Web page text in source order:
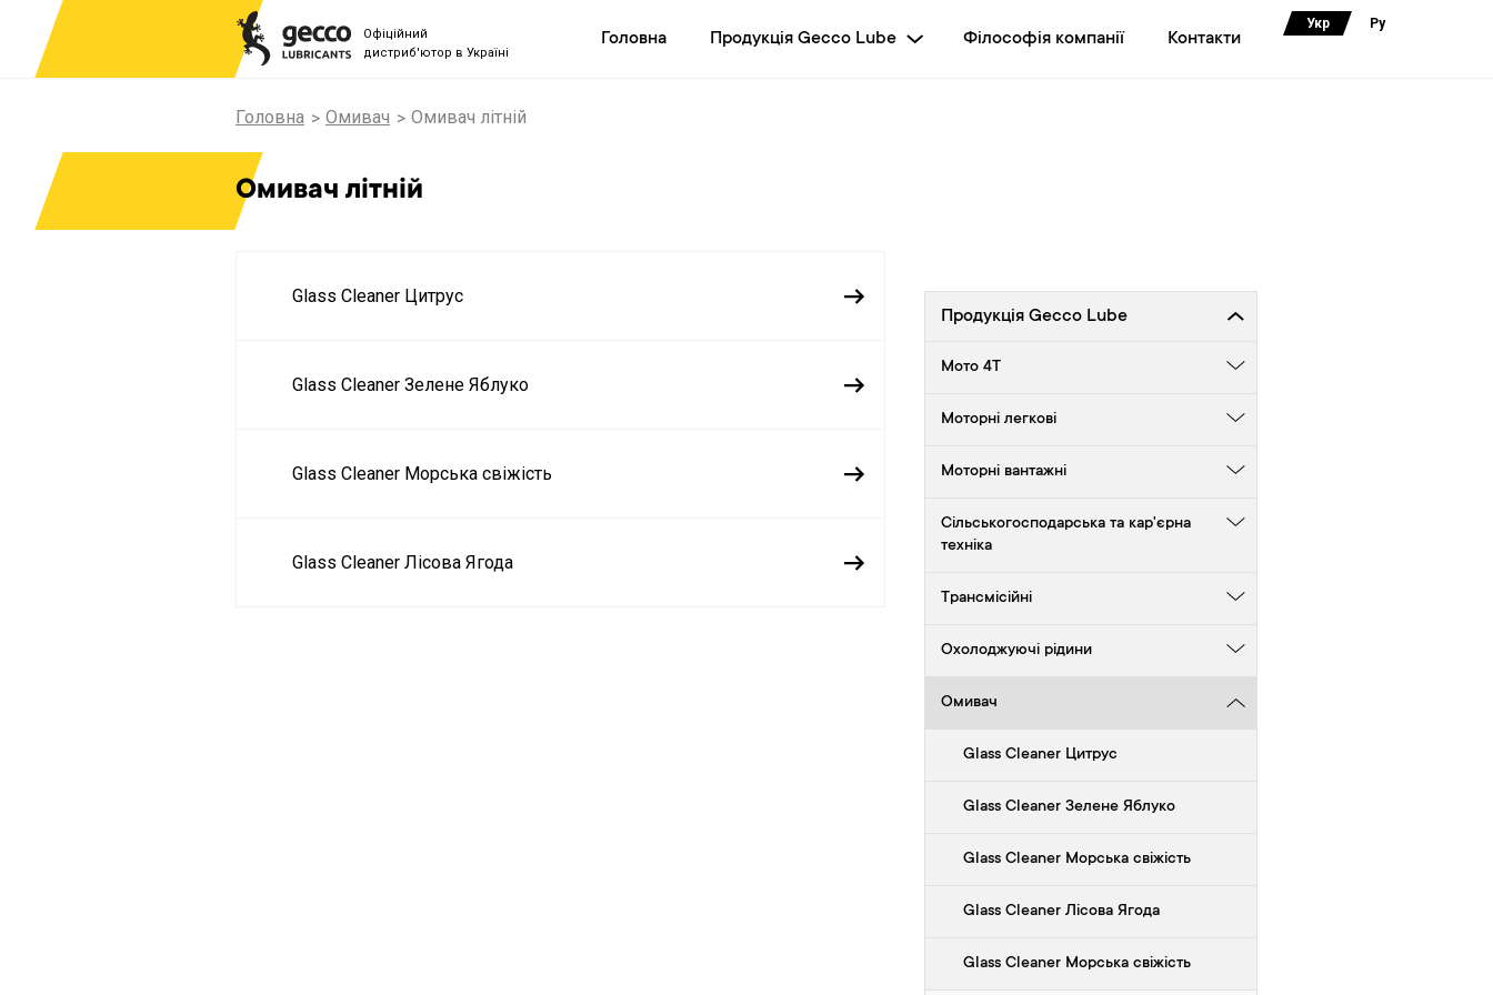
Офіційний
дистриб'ютор в Україні
Головна Продукція Gecco Lube Філософія компанії Контакти
Укр Ру
Головна Омивач Омивач літній
Омивач літній
Продукція Gecco Lube
Мото 4Т
Моторні легкові
Моторні вантажні
Сільськогосподарська та кар'єрна
техніка
Трансмісійні
Охолоджуючі рідини
Омивач
Glass Cleaner Цитрус
Glass Cleaner Зелене Яблуко
Glass Cleaner Морська свіжість
Glass Cleaner Лісова Ягода
Glass Cleaner Морська свіжість
Glass Cleaner Цитрус
Glass Cleaner Зелене Яблуко
Glass Cleaner Морська свіжість
Glass Cleaner Лісова Ягода